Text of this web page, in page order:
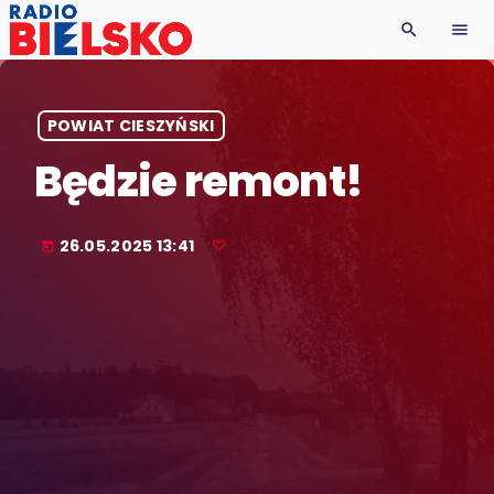
search menu
POWIAT CIESZYŃSKI
Będzie remont!
today 26.05.2025 13:41